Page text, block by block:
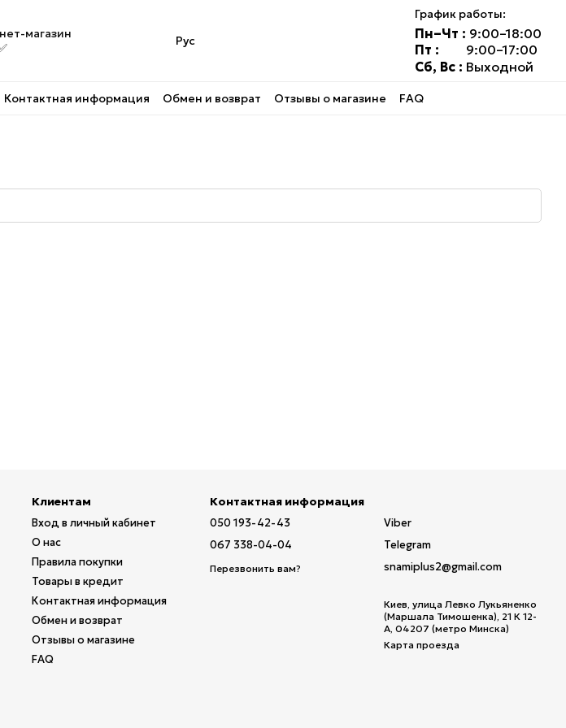
Рус
График работы:
Пн–Чт : 9:00–18:00
Пт :
9:00–17:00
Сб, Вс : Выходной
Контактная информация Обмен и возврат Отзывы о магазине FAQ
Клиентам
Вход в личный кабинет
О нас
Правила покупки
Товары в кредит
Контактная информация
Обмен и возврат
Отзывы о магазине
FAQ
Контактная информация
050 193-42-43
067 338-04-04
Перезвонить вам?
Viber
Telegram
snamiplus2@gmail.com
Киев, улица Левко Лукьяненко
(Маршала Тимошенка), 21 К 12-
А, 04207 (метро Минска)
Карта проезда